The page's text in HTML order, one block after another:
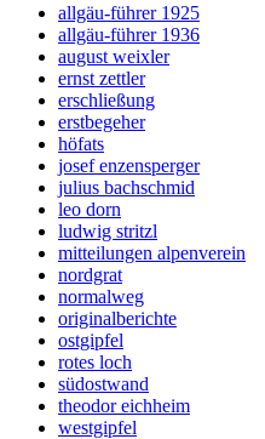
allgäu-führer 1925
allgäu-führer 1936
august weixler
ernst zettler
erschließung
erstbegeher
höfats
josef enzensperger
julius bachschmid
leo dorn
ludwig stritzl
mitteilungen alpenverein
nordgrat
normalweg
originalberichte
ostgipfel
rotes loch
südostwand
theodor eichheim
westgipfel